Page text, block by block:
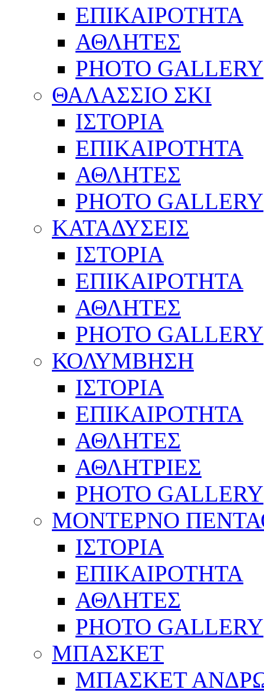
ΕΠΙΚΑΙΡΟΤΗΤΑ
ΑΘΛΗΤΕΣ
PHOTO GALLERY
ΘΑΛΑΣΣΙΟ ΣΚΙ
ΙΣΤΟΡΙΑ
ΕΠΙΚΑΙΡΟΤΗΤΑ
ΑΘΛΗΤΕΣ
PHOTO GALLERY
ΚΑΤΑΔΥΣΕΙΣ
ΙΣΤΟΡΙΑ
ΕΠΙΚΑΙΡΟΤΗΤΑ
ΑΘΛΗΤΕΣ
PHOTO GALLERY
ΚΟΛΥΜΒΗΣΗ
ΙΣΤΟΡΙΑ
ΕΠΙΚΑΙΡΟΤΗΤΑ
ΑΘΛΗΤΕΣ
ΑΘΛΗΤΡΙΕΣ
PHOTO GALLERY
ΜΟΝΤΕΡΝΟ
ΙΣΤΟΡΙΑ
ΕΠΙΚΑΙΡΟΤΗΤΑ
ΑΘΛΗΤΕΣ
PHOTO GALLERY
ΜΠΑΣΚΕΤ
ΜΠΑΣΚΕΤ